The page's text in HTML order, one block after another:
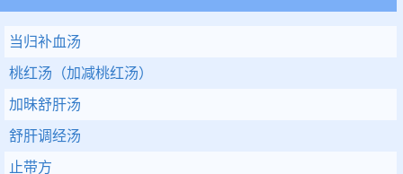
当归补血汤
桃红汤（加减桃红汤）
加昧舒肝汤
舒肝调经汤
止带方